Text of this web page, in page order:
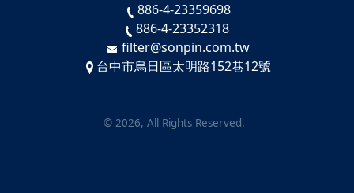
886-4-23359698
886-4-23352318
filter@sonpin.com.tw
台中市烏日區太明路152巷12號
© 2026, All Rights Reserved.